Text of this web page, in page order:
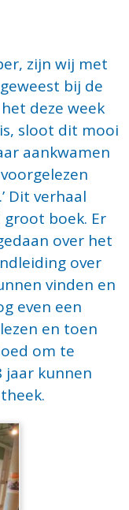
zijn wij met
bij de
deze week
sloot dit mooi
aankwamen
Dit verhaal
boek. Er
over het
over
vinden en
even een
en toen
om te
kunnen